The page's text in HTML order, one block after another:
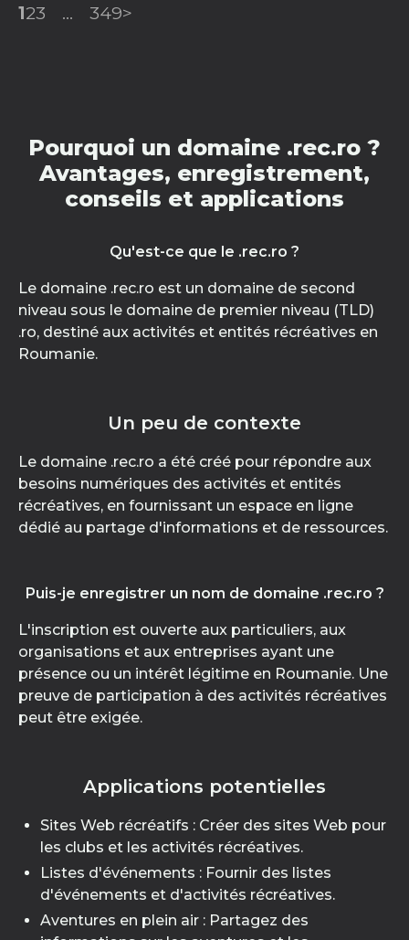
123 ... 349>
Pourquoi un domaine .rec.ro ?
Avantages, enregistrement,
conseils et applications
Qu'est-ce que le .rec.ro ?
Le domaine .rec.ro est un domaine de second
niveau sous le domaine de premier niveau (TLD)
.ro, destiné aux activités et entités récréatives en
Roumanie.
Un peu de contexte
Le domaine .rec.ro a été créé pour répondre aux
besoins numériques des activités et entités
récréatives, en fournissant un espace en ligne
dédié au partage d'informations et de ressources.
Puis-je enregistrer un nom de domaine .rec.ro ?
L'inscription est ouverte aux particuliers, aux
organisations et aux entreprises ayant une
présence ou un intérêt légitime en Roumanie. Une
preuve de participation à des activités récréatives
peut être exigée.
Applications potentielles
Sites Web récréatifs : Créer des sites Web pour
les clubs et les activités récréatives.
Listes d'événements : Fournir des listes
d'événements et d'activités récréatives.
Aventures en plein air : Partagez des